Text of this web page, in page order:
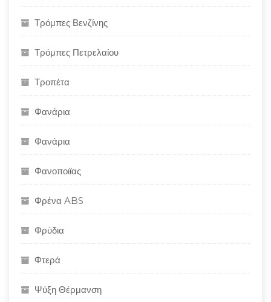
Τρόμπες Βενζίνης
Τρόμπες Πετρελαίου
Τροπέτα
Φανάρια
Φανάρια
Φανοποιϊας
Φρένα ABS
Φρύδια
Φτερά
Ψύξη Θέρμανση